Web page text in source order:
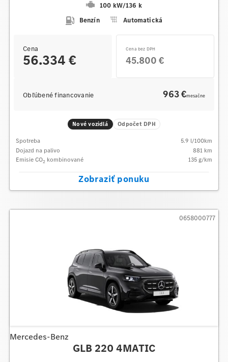
100 kW/136 k
Benzín
Automatická
Cena
56.334 €
Cena bez DPH
45.800 €
Obľúbené financovanie 963 €mesačne
Nové vozidlá Odpočet DPH
Spotreba 5.9 l/100km
Dojazd na palivo
881 km
Emisie CO2 kombinované 135 g/km
Zobraziť ponuku
Mercedes-Benz
GLB 220 4MATIC
0658000777